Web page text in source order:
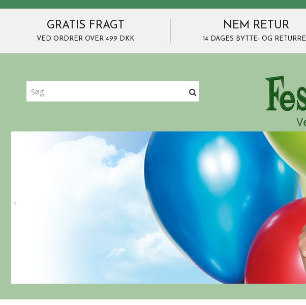
GRATIS FRAGT
VED ORDRER OVER 499 DKK
NEM RETUR
14 DAGES BYTTE- OG RETURRET